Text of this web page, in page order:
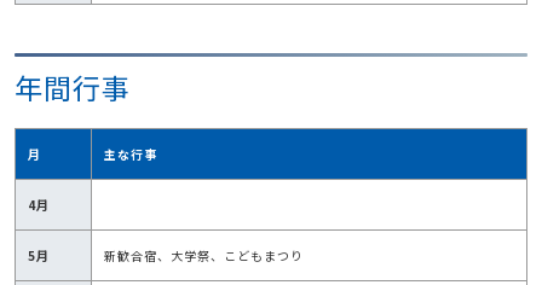
年間行事
月 主な行事
4月
5月 新歓合宿、大学祭、こどもまつり